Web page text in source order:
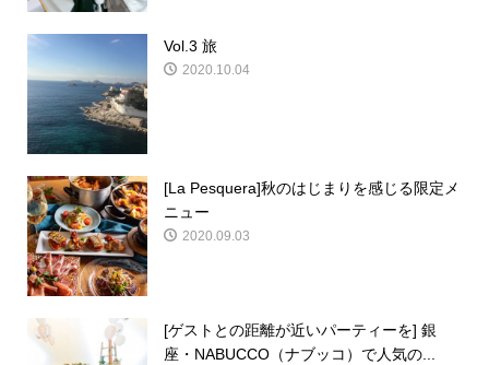
Vol.3 旅
2020.10.04
[La Pesquera]秋のはじまりを感じる限定メ
ニュー
2020.09.03
[ゲストとの距離が近いパーティーを] 銀
座・NABUCCO（ナブッコ）で人気の...